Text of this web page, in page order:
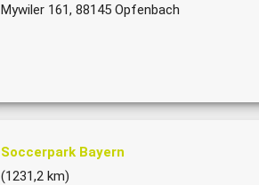
Mywiler 161, 88145 Opfenbach
Soccerpark Bayern
(1231,2 km)